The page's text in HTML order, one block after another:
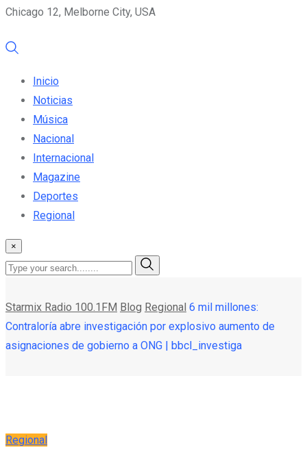
Chicago 12, Melborne City, USA
Inicio
Noticias
Música
Nacional
Internacional
Magazine
Deportes
Regional
×
Starmix Radio 100.1FM Blog Regional 6 mil millones:
Contraloría abre investigación por explosivo aumento de
asignaciones de gobierno a ONG | bbcl_investiga
Regional